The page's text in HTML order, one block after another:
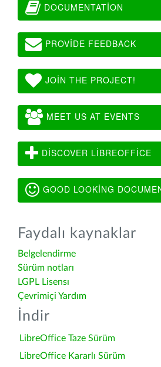
DOCUMENTATION
PROVIDE FEEDBACK
JOIN THE PROJECT!
MEET US AT EVENTS
DISCOVER LIBREOFFICE
GOOD LOOKING
Faydalı kaynaklar
Belgelendirme
Sürüm notları
LGPL Lisensı
Çevrimiçi Yardım
İndir
LibreOffice Taze Sürüm
LibreOffice Kararlı Sürüm